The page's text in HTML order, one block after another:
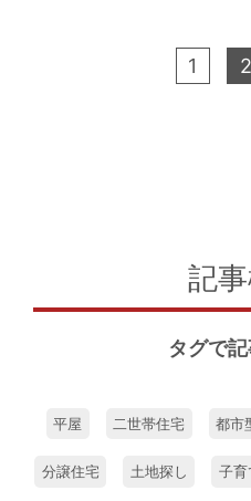
1 2
記
タグで
平屋 二世帯住宅 都市
分譲住宅 土地探し 子育